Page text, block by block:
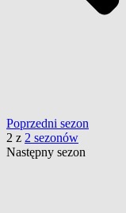
Poprzedni sezon
2 z 2 sezonów
Następny sezon